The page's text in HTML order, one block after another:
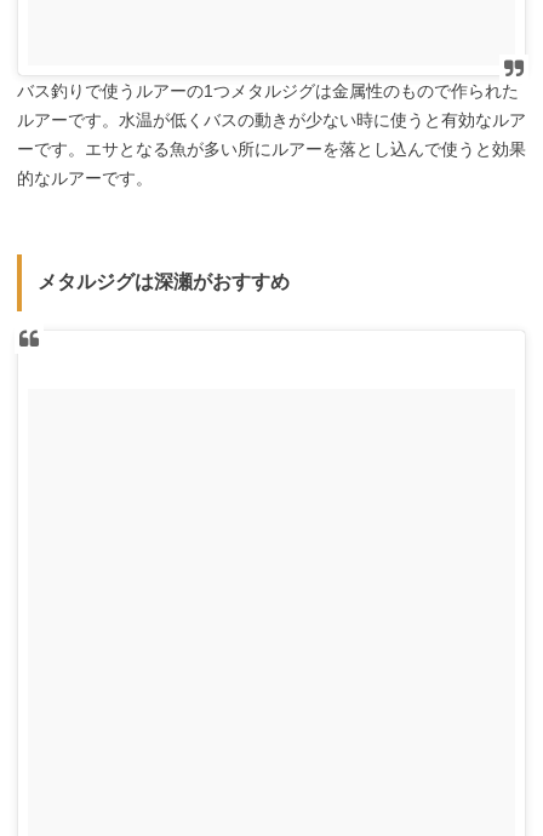
バス釣りで使うルアーの1つメタルジグは金属性のもので作られた
ルアーです。水温が低くバスの動きが少ない時に使うと有効なルア
ーです。エサとなる魚が多い所にルアーを落とし込んで使うと効果
的なルアーです。
メタルジグは深瀬がおすすめ